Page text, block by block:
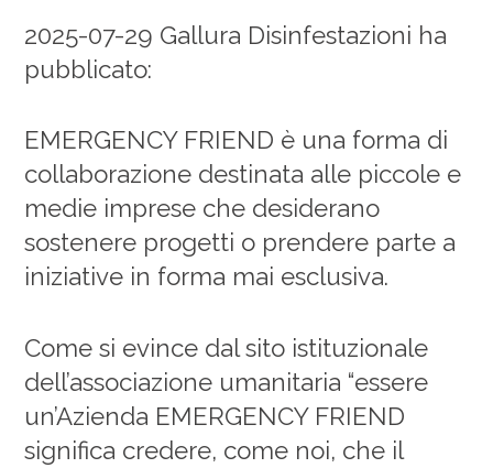
2025-07-29 Gallura Disinfestazioni ha
pubblicato:
EMERGENCY FRIEND è una forma di
collaborazione destinata alle piccole e
medie imprese che desiderano
sostenere progetti o prendere parte a
iniziative in forma mai esclusiva.
Come si evince dal sito istituzionale
dell’associazione umanitaria “essere
un’Azienda EMERGENCY FRIEND
significa credere, come noi, che il